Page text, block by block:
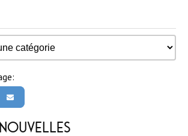
nouvelles